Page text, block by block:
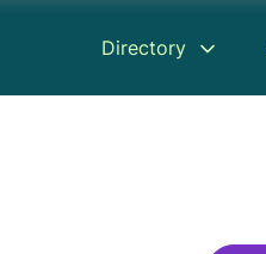
Directory